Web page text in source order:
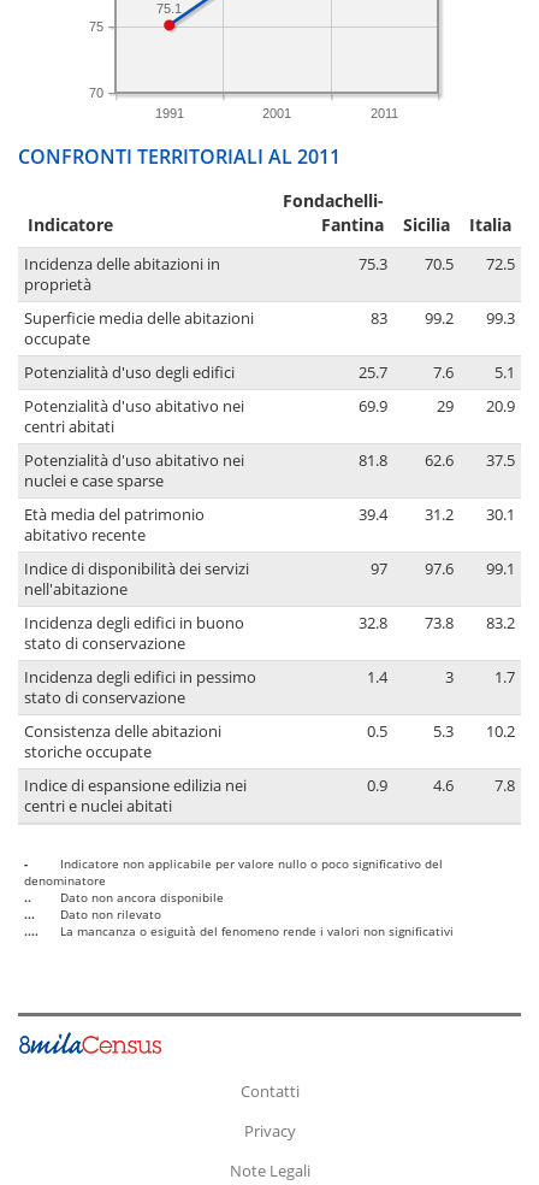
1991 2001 2011
70
75
75.1
CONFRONTI TERRITORIALI AL 2011
Indicatore
Fondachelli-
Fantina
Sicilia Italia
Incidenza delle abitazioni in
proprietà
75.3 70.5 72.5
Superficie media delle abitazioni
occupate
83 99.2 99.3
Potenzialità d'uso degli edifici 25.7 7.6
5.1
Potenzialità d'uso abitativo nei
centri abitati
69.9 29 20.9
Potenzialità d'uso abitativo nei
nuclei e case sparse
81.8 62.6 37.5
Età media del patrimonio
abitativo recente
39.4 31.2 30.1
Indice di disponibilità dei servizi
nell'abitazione
97 97.6 99.1
Incidenza degli edifici in buono
stato di conservazione
32.8 73.8 83.2
Incidenza degli edifici in pessimo
stato di conservazione
1.4 3 1.7
Consistenza delle abitazioni
storiche occupate
0.5 5.3 10.2
Indice di espansione edilizia nei
centri e nuclei abitati
0.9 4.6 7.8
-
Indicatore non applicabile per valore nullo o poco significativo del
denominatore
..
Dato non ancora disponibile
...
Dato non rilevato
....
La mancanza o esiguità del fenomeno rende i valori non significativi
Contatti
Privacy
Note Legali